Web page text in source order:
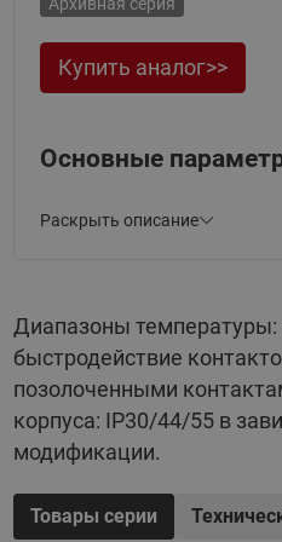
Купить аналог>>
Основные
Класс защиты корпуса:
от модификации.
Раскрыть описание
Диапазоны температуры:
быстродействие
позолоченными
корпуса: IP30/44/55 в
модификации.
Товары серии